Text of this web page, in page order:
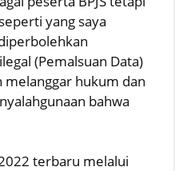
yang saya
(Pemalsuan Data)
hukum dan
bahwa
terbaru melalui